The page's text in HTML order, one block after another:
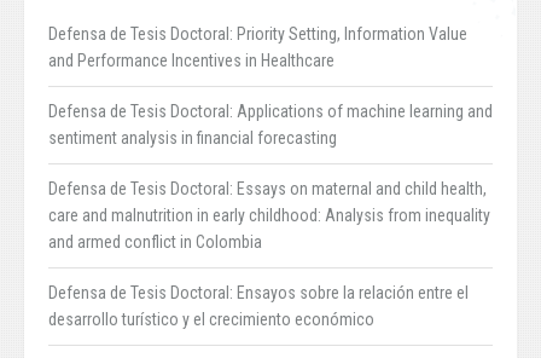
Defensa de Tesis Doctoral: Priority Setting, Information Value
and Performance Incentives in Healthcare
Defensa de Tesis Doctoral: Applications of machine learning and
sentiment analysis in financial forecasting
Defensa de Tesis Doctoral: Essays on maternal and child health,
care and malnutrition in early childhood: Analysis from inequality
and armed conflict in Colombia
Defensa de Tesis Doctoral: Ensayos sobre la relación entre el
desarrollo turístico y el crecimiento económico